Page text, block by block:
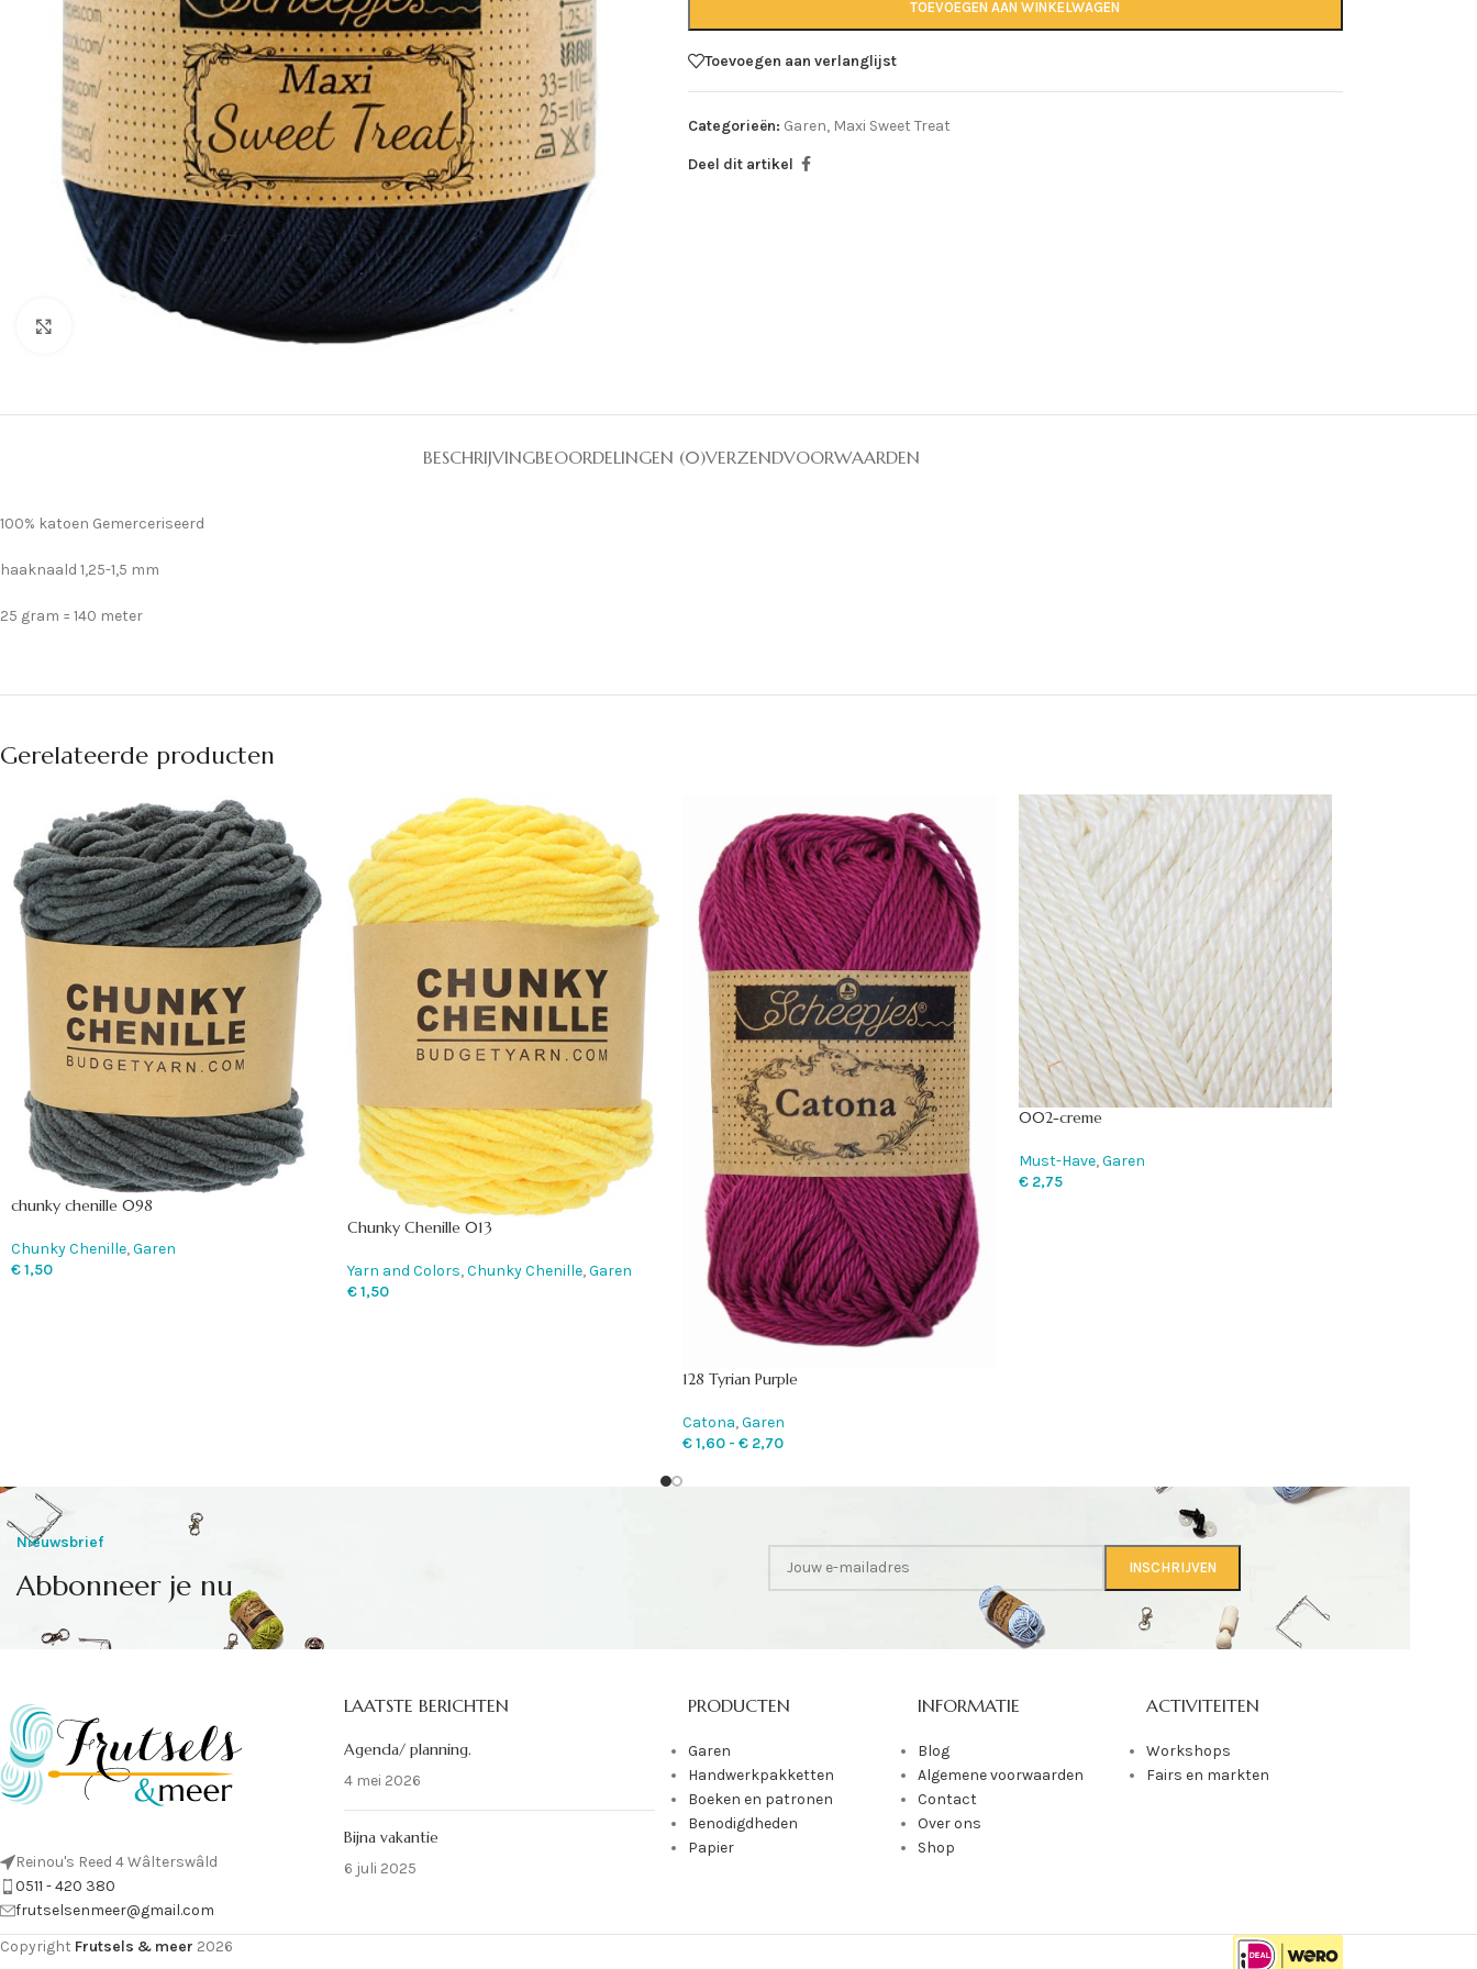
Klik om te vergroten
TOEVOEGEN AAN WINKELWAGEN
Toevoegen aan verlanglijst
Categorieën: Garen, Maxi Sweet Treat
Deel dit artikel
BESCHRIJVINGBEOORDELINGEN (0)VERZENDVOORWAARDEN
100% katoen Gemerceriseerd
haaknaald 1,25-1,5 mm
25 gram = 140 meter
Gerelateerde producten
chunky chenille 098
Chunky Chenille,Garen
€1,50
Chunky Chenille 013
Yarn and Colors, Chunky Chenille, Garen
€1,50
128 Tyrian Purple
Catona,Garen
€1,60 - € 2,70
002-creme
Must-Have, Garen
€2,75
Nieuwsbrief
Abbonneer je nu
Reinou's Reed 4 Wâlterswâld
0511 - 420 380
frutselsenmeer@gmail.com
LAATSTE BERICHTEN
Agenda/ planning.
4 mei 2026
Bijna vakantie
6 juli 2025
PRODUCTEN
Garen
Handwerkpakketten
Boeken en patronen
Benodigdheden
Papier
INFORMATIE
Blog
Algemene voorwaarden
Contact
Over ons
Shop
ACTIVITEITEN
Workshops
Fairs en markten
Copyright Frutsels & meer 2026